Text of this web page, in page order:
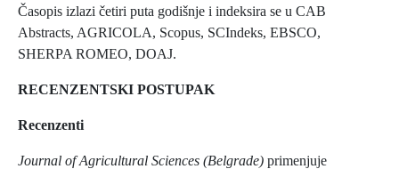
Časopis izlazi četiri puta godišnje i indeksira se u CAB
Abstracts, AGRICOLA, Scopus, SCIndeks, EBSCO,
SHERPA ROMEO, DOAJ.
RECENZENTSKI POSTUPAK
Recenzenti
Journal of Agricultural Sciences (Belgrade) primenjuje